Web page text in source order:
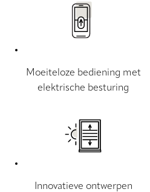
Moeiteloze bediening met
elektrische besturing
Innovatieve ontwerpen